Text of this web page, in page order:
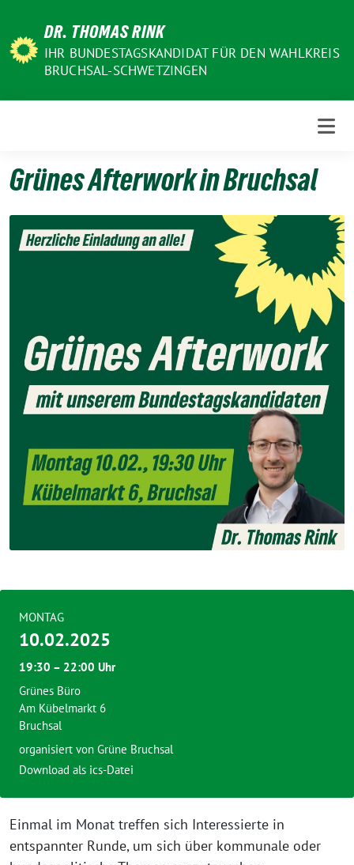
Inhalt
DR. THOMAS RINK
IHR BUNDESTAGSKANDIDAT FÜR DEN WAHLKREIS
BRUCHSAL-SCHWETZINGEN
Grünes Afterwork in Bruchsal
Einmal im Monat treffen sich Interessierte in
entspannter Runde, um sich über kommunale oder
MONTAG
10.02.2025
19:30 – 22:00 Uhr
Grünes Büro
Am Kübelmarkt 6
Bruchsal
organisiert von Grüne Bruchsal
Download als ics-Datei